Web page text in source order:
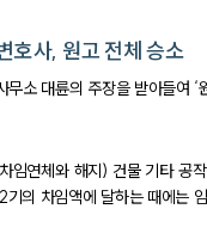
주요 업무사례
사례분석/최신동향
고객후기
호사, 원고 전체 승소
무소 대륜의 주장을 받아들여 ‘
연체와 해지) 건물 기타 공작
기의 차임액에 달하는 때에는